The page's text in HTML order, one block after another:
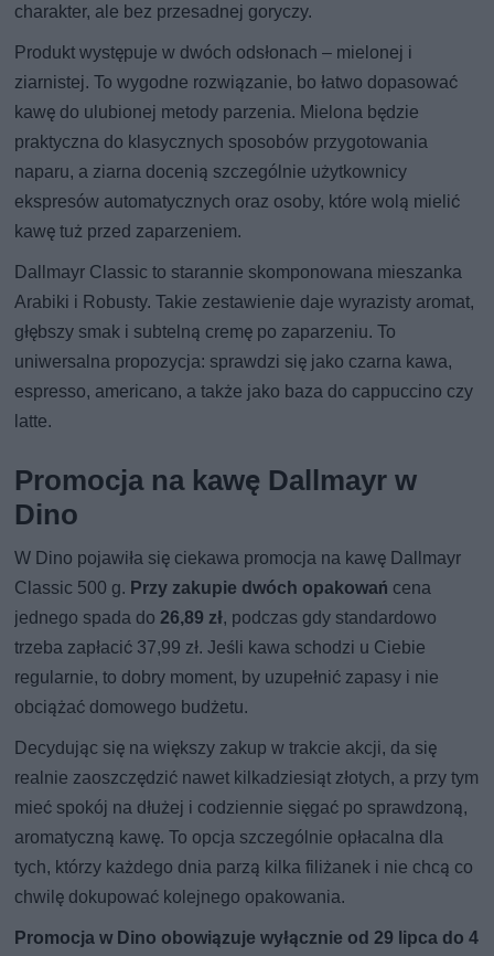
charakter, ale bez przesadnej goryczy.
Produkt występuje w dwóch odsłonach – mielonej i
ziarnistej. To wygodne rozwiązanie, bo łatwo dopasować
kawę do ulubionej metody parzenia. Mielona będzie
praktyczna do klasycznych sposobów przygotowania
naparu, a ziarna docenią szczególnie użytkownicy
ekspresów automatycznych oraz osoby, które wolą mielić
kawę tuż przed zaparzeniem.
Dallmayr Classic to starannie skomponowana mieszanka
Arabiki i Robusty. Takie zestawienie daje wyrazisty aromat,
głębszy smak i subtelną cremę po zaparzeniu. To
uniwersalna propozycja: sprawdzi się jako czarna kawa,
espresso, americano, a także jako baza do cappuccino czy
latte.
Promocja na kawę Dallmayr w
Dino
W Dino pojawiła się ciekawa promocja na kawę Dallmayr
Classic 500 g. Przy zakupie dwóch opakowań cena
jednego spada do26,89 zł, podczas gdy standardowo
trzeba zapłacić 37,99 zł. Jeśli kawa schodzi u Ciebie
regularnie, to dobry moment, by uzupełnić zapasy i nie
obciążać domowego budżetu.
Decydując się na większy zakup w trakcie akcji, da się
realnie zaoszczędzić nawet kilkadziesiąt złotych, a przy tym
mieć spokój na dłużej i codziennie sięgać po sprawdzoną,
aromatyczną kawę. To opcja szczególnie opłacalna dla
tych, którzy każdego dnia parzą kilka filiżanek i nie chcą co
chwilę dokupować kolejnego opakowania.
Promocja w Dino obowiązuje wyłącznie od 29 lipca do 4